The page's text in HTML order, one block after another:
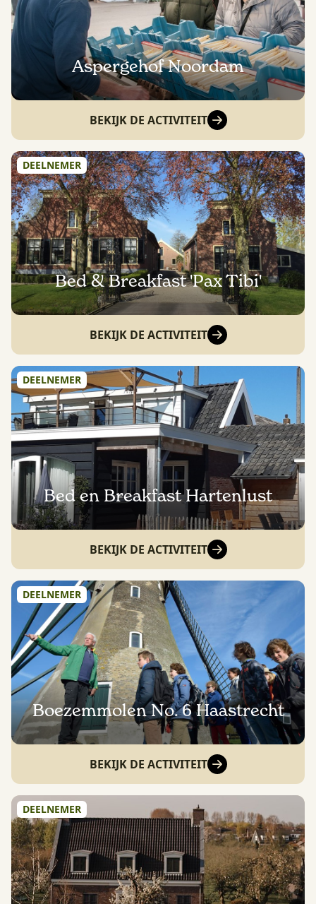
Aspergehof Noordam
BEKIJK DE ACTIVITEIT
DEELNEMER
Bed & Breakfast 'Pax Tibi'
BEKIJK DE ACTIVITEIT
DEELNEMER
Bed en Breakfast Hartenlust
BEKIJK DE ACTIVITEIT
DEELNEMER
Boezemmolen No. 6 Haastrecht
BEKIJK DE ACTIVITEIT
DEELNEMER